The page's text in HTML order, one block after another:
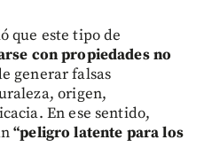
que este tipo de
con propiedades no
generar falsas
origen,
En ese sentido,
“peligro latente para los